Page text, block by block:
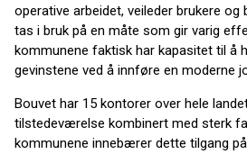
operative arbeidet, veileder brukere og
tas i bruk på en måte som gir varig
kommunene faktisk har kapasitet til å
gevinstene ved å innføre en moderne
Bouvet har 15 kontorer over hele
tilstedeværelse kombinert med sterk
kommunene innebærer dette tilgang